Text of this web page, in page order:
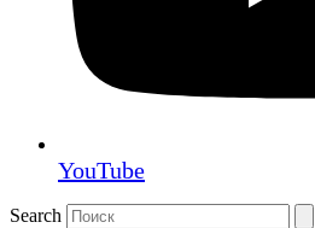
YouTube
Search